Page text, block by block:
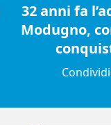
32 anni fa
Modugno,